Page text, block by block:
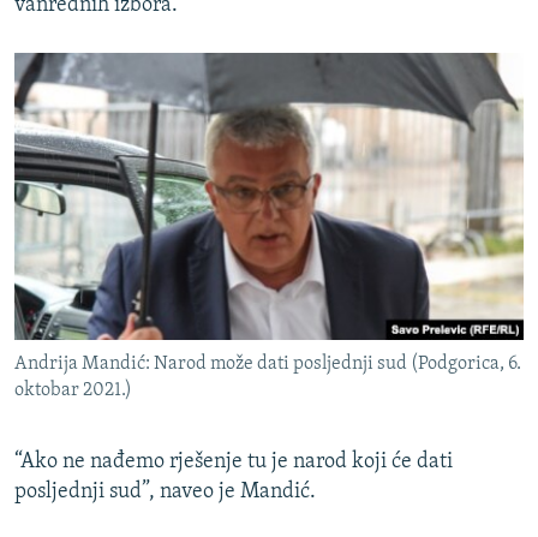
vanrednih izbora.
Andrija Mandić: Narod može dati posljednji sud (Podgorica, 6.
oktobar 2021.)
“Ako ne nađemo rješenje tu je narod koji će dati
posljednji sud”, naveo je Mandić.